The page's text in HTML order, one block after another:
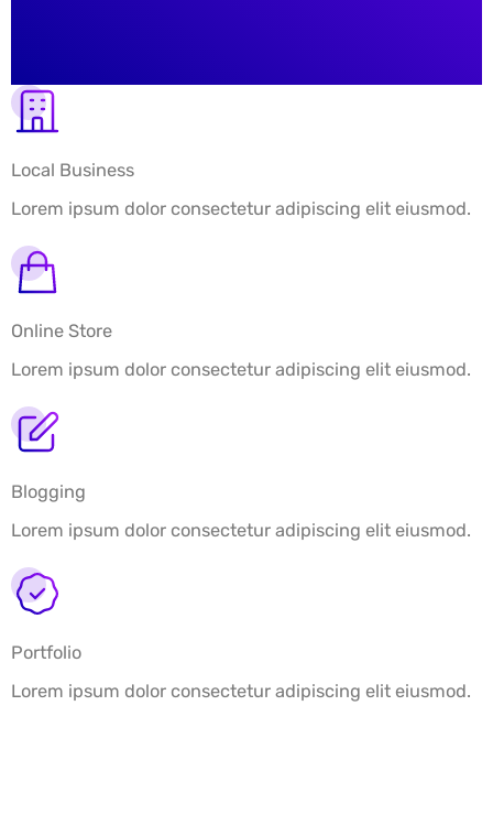
Local Business
Lorem ipsum dolor consectetur adipiscing elit eiusmod.
Online Store
Lorem ipsum dolor consectetur adipiscing elit eiusmod.
Blogging
Lorem ipsum dolor consectetur adipiscing elit eiusmod.
Portfolio
Lorem ipsum dolor consectetur adipiscing elit eiusmod.